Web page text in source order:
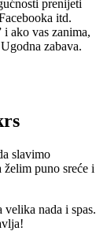
prenijeti
itd.
ako vas zanima,
zabava.
slavimo
želim puno sreće i
nada i spas.